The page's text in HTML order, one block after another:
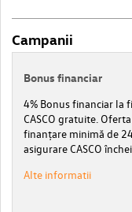
Campanii
Bonus financiar
4% Bonus financiar la
CASCO gratuite.
finanțare minimă de
asigurare CASCO
Alte informatii